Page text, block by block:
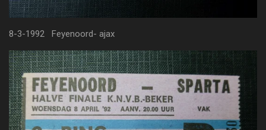
8-3-1992 Feyenoord- ajax